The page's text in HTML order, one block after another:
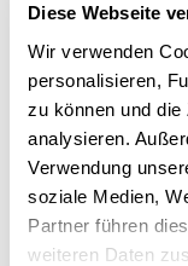
Diese Webseite
Wir verwenden
personalisieren,
zu können und
analysieren.
Verwendung
soziale Medien,
Partner führen
weiteren Daten